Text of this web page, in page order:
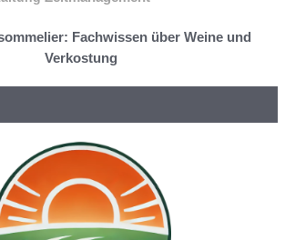
Fachwissen über Weine und
Verkostung